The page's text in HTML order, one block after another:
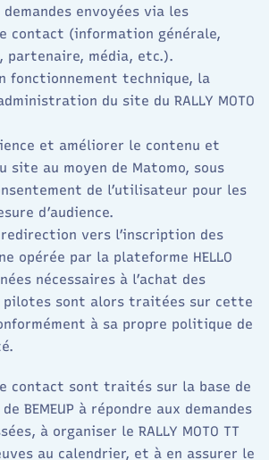
demandes envoyées via les
contact (information générale,
partenaire, média, etc.).​
fonctionnement technique, la
du site du RALLY MOTO
et améliorer le contenu et
site au moyen de Matomo, sous
de l’utilisateur pour les
d’audience.​
vers l’inscription des
opérée par la plateforme HELLO
nécessaires à l’achat des
pilotes sont alors traitées sur cette
à sa propre politique de
contact sont traités sur la base de
BEMEUP à répondre aux demandes
à organiser le RALLY MOTO TT
au calendrier, et à en assurer le